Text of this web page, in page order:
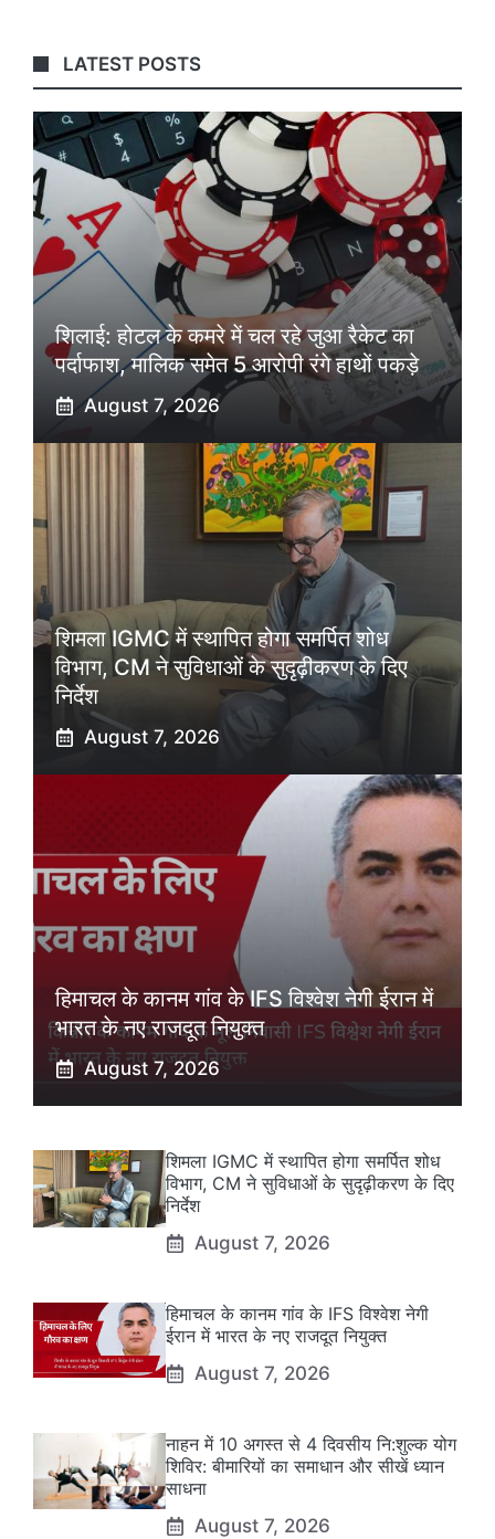
LATEST POSTS
शिलाई: होटल के कमरे में चल रहे जुआ रैकेट का
पर्दाफाश, मालिक समेत 5 आरोपी रंगे हाथों पकड़े
August 7, 2026
शिमला IGMC में स्थापित होगा समर्पित शोध
विभाग, CM ने सुविधाओं के सुदृढ़ीकरण के दिए
निर्देश
August 7, 2026
हिमाचल के कानम गांव के IFS विश्वेश नेगी ईरान में
भारत के नए राजदूत नियुक्त
August 7, 2026
शिमला IGMC में स्थापित होगा समर्पित शोध
विभाग, CM ने सुविधाओं के सुदृढ़ीकरण के दिए
निर्देश
August 7, 2026
हिमाचल के कानम गांव के IFS विश्वेश नेगी
ईरान में भारत के नए राजदूत नियुक्त
August 7, 2026
नाहन में 10 अगस्त से 4 दिवसीय नि:शुल्क योग
शिविर: बीमारियों का समाधान और सीखें ध्यान
साधना
August 7, 2026